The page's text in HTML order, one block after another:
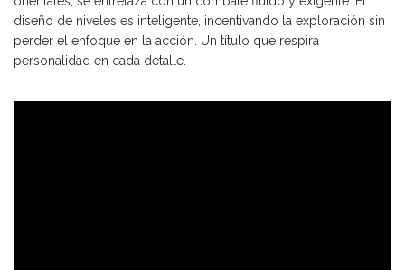
diseño de niveles es inteligente, incentivando la exploración sin
perder el enfoque en la acción. Un título que respira
personalidad en cada detalle.